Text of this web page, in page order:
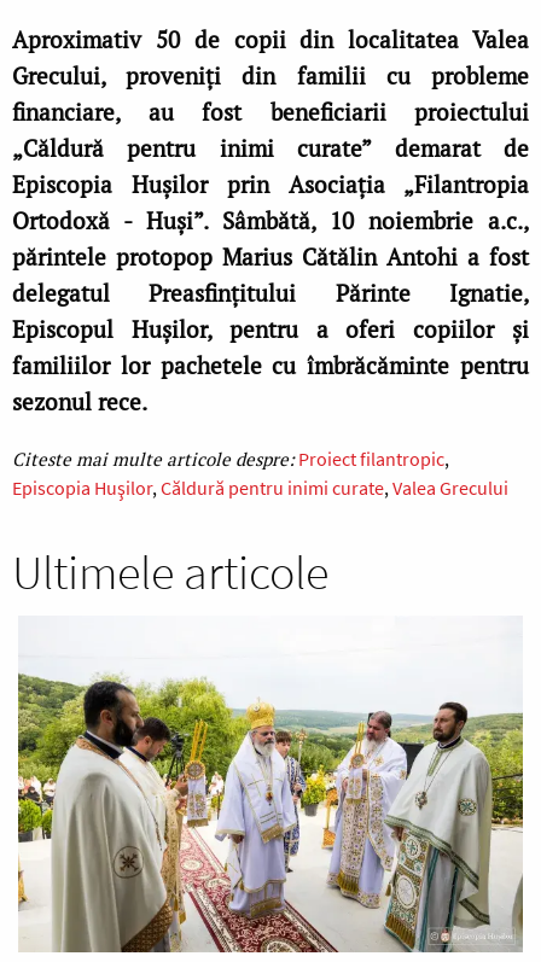
Aproximativ 50 de copii din localitatea Valea
Grecului, proveniţi din familii cu probleme
financiare, au fost beneficiarii proiectului
„Căldură pentru inimi curate” demarat de
Episcopia Huşilor prin Asociaţia „Filantropia
Ortodoxă - Huşi”. Sâmbătă, 10 noiembrie a.c.,
părintele protopop Marius Cătălin Antohi a fost
delegatul Preasfinţitului Părinte Ignatie,
Episcopul Huşilor, pentru a oferi copiilor şi
familiilor lor pachetele cu îmbrăcăminte pentru
sezonul rece.
Proiect filantropic
Episcopia Huşilor Căldură pentru inimi curate Valea Grecului
Ultimele articole